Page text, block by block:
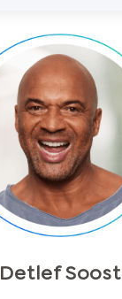
Detlef Soost